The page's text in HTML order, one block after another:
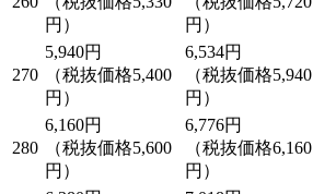
円）
円）
270
5,940円
（税抜価格5,400
円）
6,534円
（税抜価格5,940
円）
280
6,160円
（税抜価格5,600
円）
6,776円
（税抜価格6,160
円）